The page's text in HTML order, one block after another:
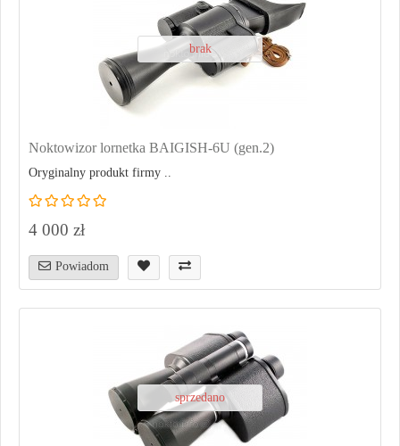
brak
Noktowizor lornetka BAIGISH-6U (gen.2)
Oryginalny produkt firmy ..
4 000 zł
Powiadom
sprzedano